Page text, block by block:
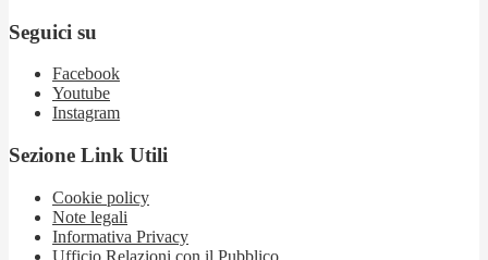
Seguici su
Facebook
Youtube
Instagram
Sezione Link Utili
Cookie policy
Note legali
Informativa Privacy
Ufficio Relazioni con il Pubblico